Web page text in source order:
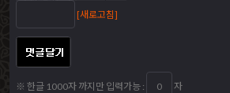
[새로고침]
※ 한글 1000자 까지만 입력가능 : 자